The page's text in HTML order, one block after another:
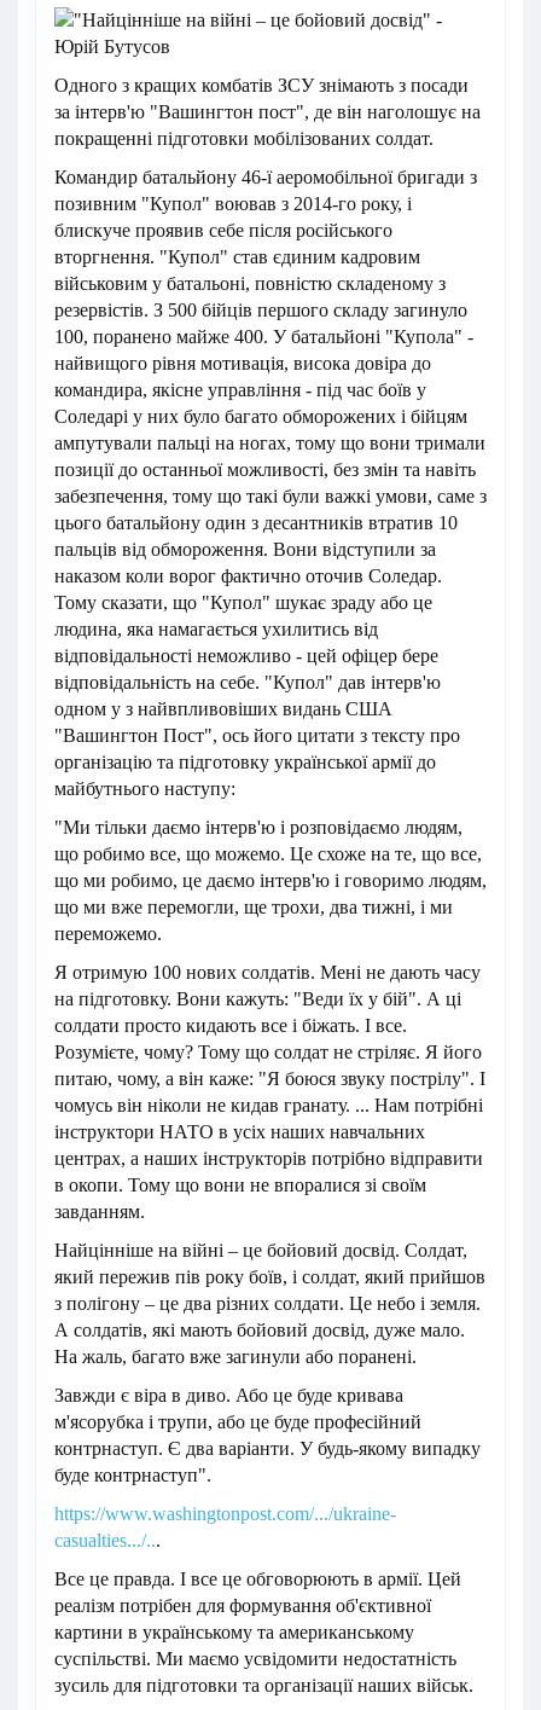
Одного з кращих комбатів ЗСУ знімають з посади
за інтерв'ю "Вашингтон пост", де він наголошує на
покращенні підготовки мобілізованих солдат.
Командир батальйону 46-ї аеромобільної бригади з
позивним "Купол" воював з 2014-го року, і
блискуче проявив себе після російського
вторгнення. "Купол" став єдиним кадровим
військовим у батальоні, повністю складеному з
резервістів. З 500 бійців першого складу загинуло
100, поранено майже 400. У батальйоні "Купола" -
найвищого рівня мотивація, висока довіра до
командира, якісне управління - під час боїв у
Соледарі у них було багато обморожених і бійцям
ампутували пальці на ногах, тому що вони тримали
позиції до останньої можливості, без змін та навіть
забезпечення, тому що такі були важкі умови, саме з
цього батальйону один з десантників втратив 10
пальців від обмороження. Вони відступили за
наказом коли ворог фактично оточив Соледар.
Тому сказати, що "Купол" шукає зраду або це
людина, яка намагається ухилитись від
відповідальності неможливо - цей офіцер бере
відповідальність на себе. "Купол" дав інтерв'ю
одном у з найвпливовіших видань США
"Вашингтон Пост", ось його цитати з тексту про
організацію та підготовку української армії до
майбутнього наступу:
"Ми тільки даємо інтерв'ю і розповідаємо людям,
що робимо все, що можемо. Це схоже на те, що все,
що ми робимо, це даємо інтерв'ю і говоримо людям,
що ми вже перемогли, ще трохи, два тижні, і ми
переможемо.
Я отримую 100 нових солдатів. Мені не дають часу
на підготовку. Вони кажуть: "Веди їх у бій". А ці
солдати просто кидають все і біжать. І все.
Розумієте, чому? Тому що солдат не стріляє. Я його
питаю, чому, а він каже: "Я боюся звуку пострілу". І
чомусь він ніколи не кидав гранату. ... Нам потрібні
інструктори НАТО в усіх наших навчальних
центрах, а наших інструкторів потрібно відправити
в окопи. Тому що вони не впоралися зі своїм
завданням.
Найцінніше на війні – це бойовий досвід. Солдат,
який пережив пів року боїв, і солдат, який прийшов
з полігону – це два різних солдати. Це небо і земля.
А солдатів, які мають бойовий досвід, дуже мало.
На жаль, багато вже загинули або поранені.
Завжди є віра в диво. Або це буде кривава
м'ясорубка і трупи, або це буде професійний
контрнаступ. Є два варіанти. У будь-якому випадку
буде контрнаступ".
https://www.washingtonpost.com/.../ukraine-
casualties.../...
Все це правда. І все це обговорюють в армії. Цей
реалізм потрібен для формування об'єктивної
картини в українському та американському
суспільстві. Ми маємо усвідомити недостатність
зусиль для підготовки та організації наших військ.